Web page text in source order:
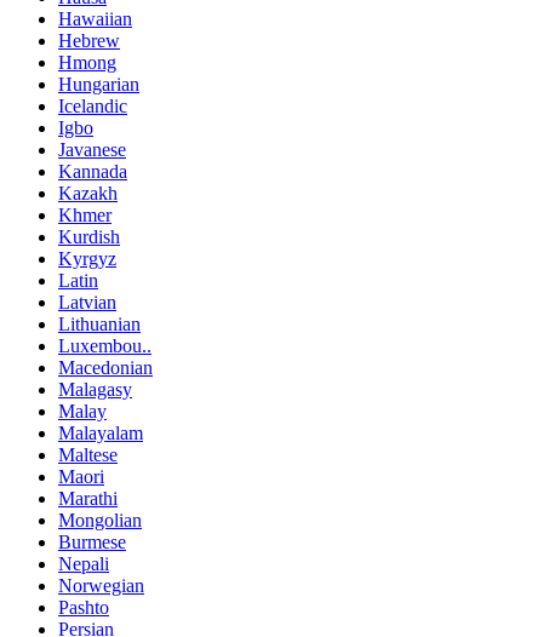
Hawaiian
Hebrew
Hmong
Hungarian
Icelandic
Igbo
Javanese
Kannada
Kazakh
Khmer
Kurdish
Kyrgyz
Latin
Latvian
Lithuanian
Luxembou..
Macedonian
Malagasy
Malay
Malayalam
Maltese
Maori
Marathi
Mongolian
Burmese
Nepali
Norwegian
Pashto
Persian